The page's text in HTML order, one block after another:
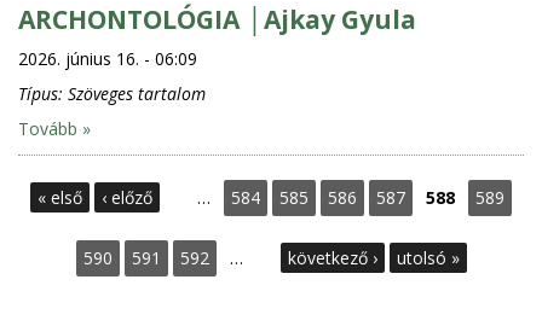
ARCHONTOLÓGIA │Ajkay Gyula
2026. június 16. - 06:09
Típus: Szöveges tartalom
Tovább »
O« első ‹ előző … 584 585 586 587 588 589
590 591 592 … következő › utolsó »